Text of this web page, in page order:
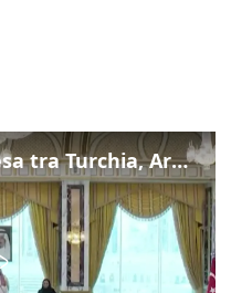
Firmato patto sulla difesa tra Turchia, Arabia Saudita e Pakistan